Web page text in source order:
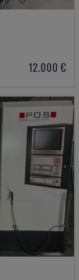
12.000 €